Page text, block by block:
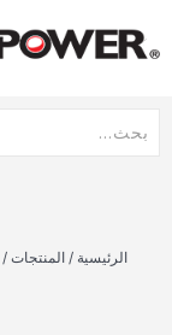
الرئيسية / المنتجات /